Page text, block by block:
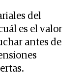
del
es el valor
antes de